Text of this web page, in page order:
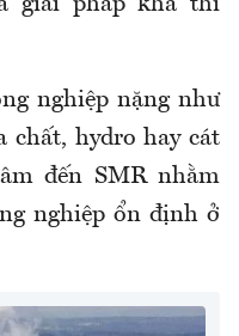
giải pháp khả thi
nghiệp nặng như
chất, hydro hay cát
đến SMR nhằm
nghiệp ổn định ở